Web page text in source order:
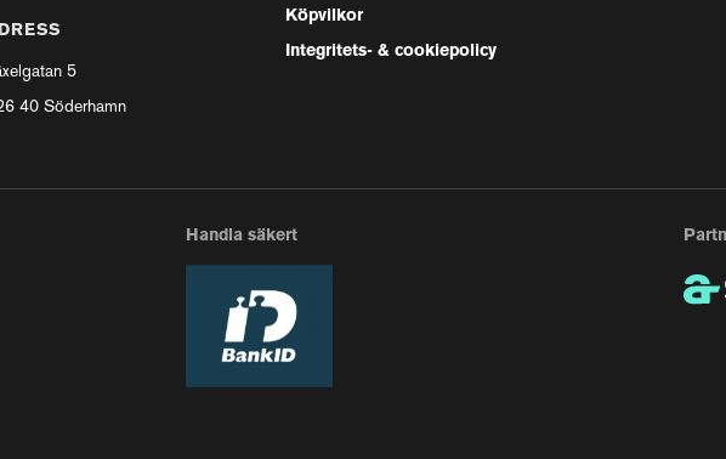
5
40 Söderhamn
Köpvilkor
Integritets- & cookiepolicy
Handla säkert